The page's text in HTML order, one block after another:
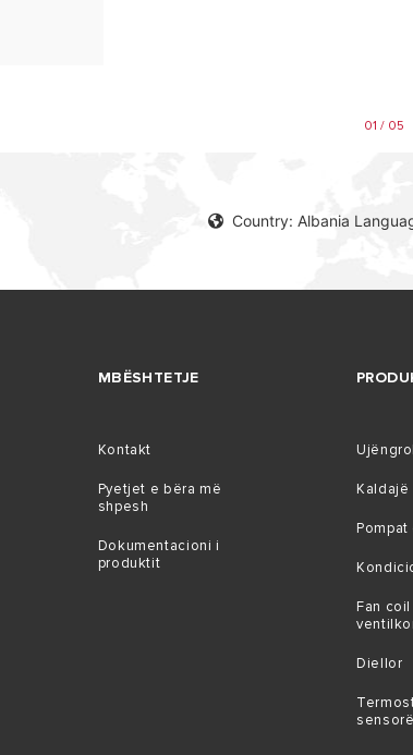
01 / 05
Country: Albania
MBËSHTETJE
Kontakt
Pyetjet e bëra më
shpesh
Dokumentacioni i
produktit
Kaldajë
Fan coil
Diellor
sensorë